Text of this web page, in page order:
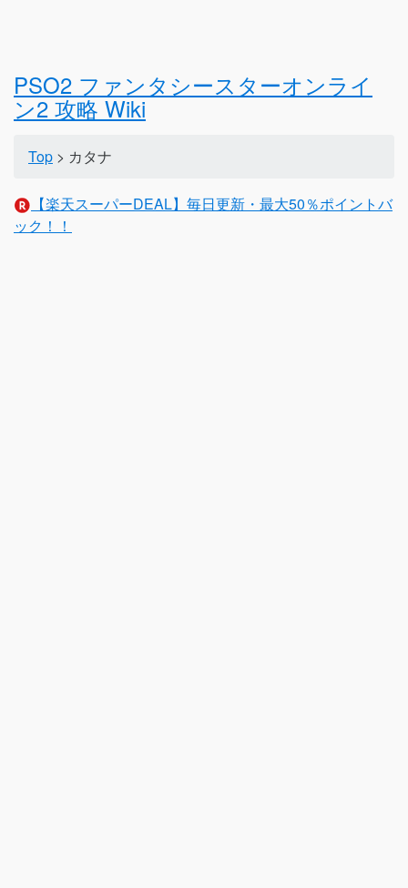
PSO2 ファンタシースターオンライ
ン2 攻略 Wiki
Top > カタナ
【楽天スーパーDEAL】毎日更新・最大50％ポイントバ
ック！！